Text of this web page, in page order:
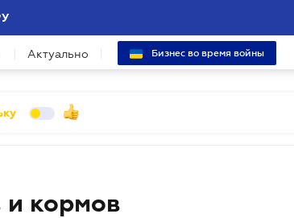
Актуально Бизнес во время войны
и кормов